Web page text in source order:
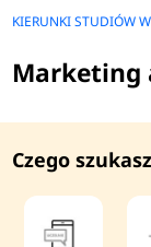
KIERUNKI STUDIÓW
Marketing
Czego szukasz